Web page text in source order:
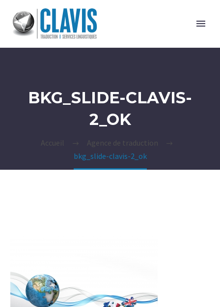
BKG_SLIDE-CLAVIS-
2_OK
Accueil
Agence de traduction
bkg_slide-clavis-2_ok